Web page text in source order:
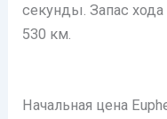
секунды. Запас хода
530 км.
Начальная цена